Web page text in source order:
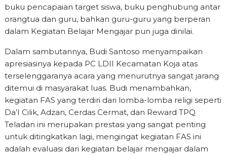
buku pencapaian target siswa, buku penghubung antar
orangtua dan guru, bahkan guru-guru yang berperan
dalam Kegiatan Belajar Mengajar pun juga dinilai.
Dalam sambutannya, Budi Santoso menyampaikan
apresiasinya kepada PC LDII Kecamatan Koja atas
terselenggaranya acara yang menurutnya sangat jarang
ditemui di masyarakat luas. Budi menambahkan,
kegiatan FAS yang terdiri dari lomba-lomba religi seperti
Da’I Cilik, Adzan, Cerdas Cermat, dan Reward TPQ
Teladan ini merupakan prestasi yang sangat penting
untuk ditingkatkan lagi, mengingat kegiatan FAS ini
adalah evaluasi dari kegiatan belajar mengajar dalam